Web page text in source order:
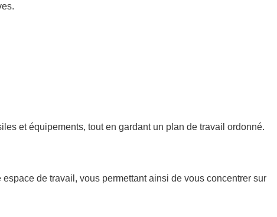
et équipements, tout en gardant un plan de travail ordonné.
de travail, vous permettant ainsi de vous concentrer sur